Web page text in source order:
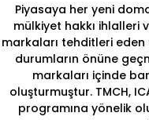
Piyasaya her yeni
mülkiyet hakkı ihlalleri
markaları tehditleri eden
durumların önüne
markaları içinde
oluşturmuştur. TMCH,
programına yönelik